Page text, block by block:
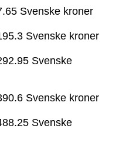
Svenske kroner
Svenske kroner
Svenske
Svenske kroner
Svenske